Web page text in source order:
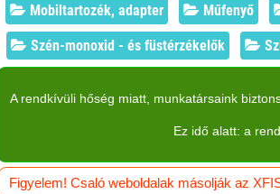
Mobiltartozék, adapter Műfenyő
Szén-monoxid - és füstérzékelők
A rendkívüli hőség miatt, munkatársaink
Ez idő alatt: a
Figyelem! Csaló weboldalak másolják az